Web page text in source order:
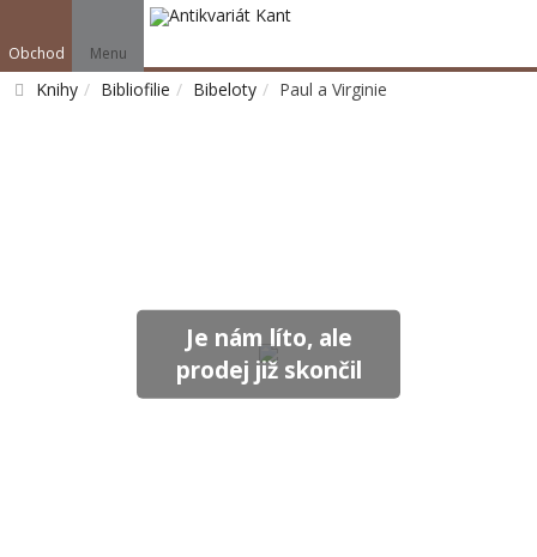
Obchod Menu
Knihy Bibliofilie Bibeloty Paul a Virginie
Je nám líto, ale
prodej již skončil